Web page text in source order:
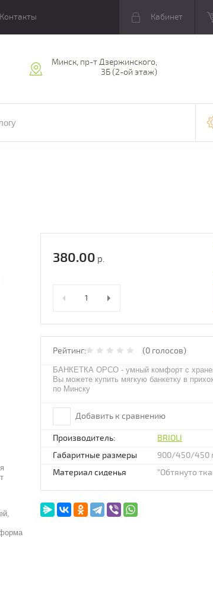
Контакты Кабинет
Минск, пр-т Дзержинского,
3Б (2-ой этаж)
380.00 р.
Рейтинг: (0 голосов)
БАНКЕТКА ОРСО - умный комфорт с
Вы можете купить мягкую банкетку в
по Минску
Добавить к сравнению
Производитель:
BRIOLI
Габаритные размеры
900/450/450
Материал сиденья
"Обтянуто